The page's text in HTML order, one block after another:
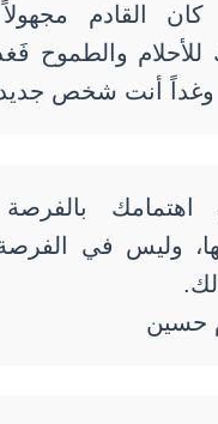
كان القادم
للأحلام والطموح
وغداً أنت شخص
اهتمامك
وليس في
حسين